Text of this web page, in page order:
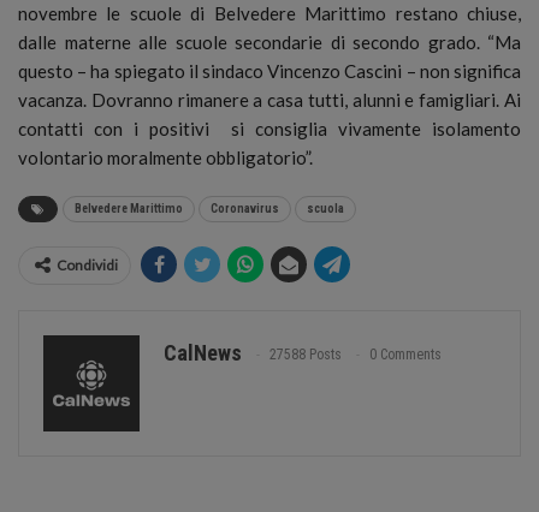
novembre le scuole di Belvedere Marittimo restano chiuse,
dalle materne alle scuole secondarie di secondo grado. “Ma
questo – ha spiegato il sindaco Vincenzo Cascini – non significa
vacanza. Dovranno rimanere a casa tutti, alunni e famigliari. Ai
contatti con i positivi si consiglia vivamente isolamento
volontario moralmente obbligatorio”.
Belvedere Marittimo Coronavirus scuola
Condividi
CalNews 27588 Posts 0 Comments